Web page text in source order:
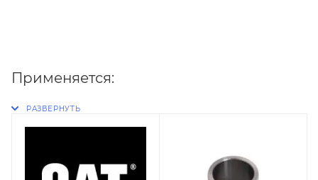
Применяется: